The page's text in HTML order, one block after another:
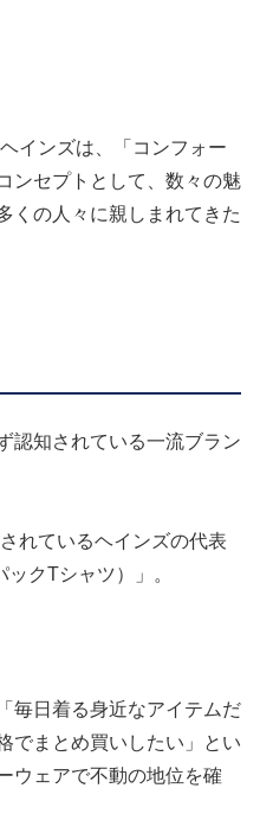
インズは、「コンフォー
ンセプトとして、数々の魅
くの人々に親しまれてきた
認知されている一流ブラン
れているヘインズの代表
クTシャツ）」。
毎日着る身近なアイテムだ
でまとめ買いしたい」とい
ウェアで不動の地位を確